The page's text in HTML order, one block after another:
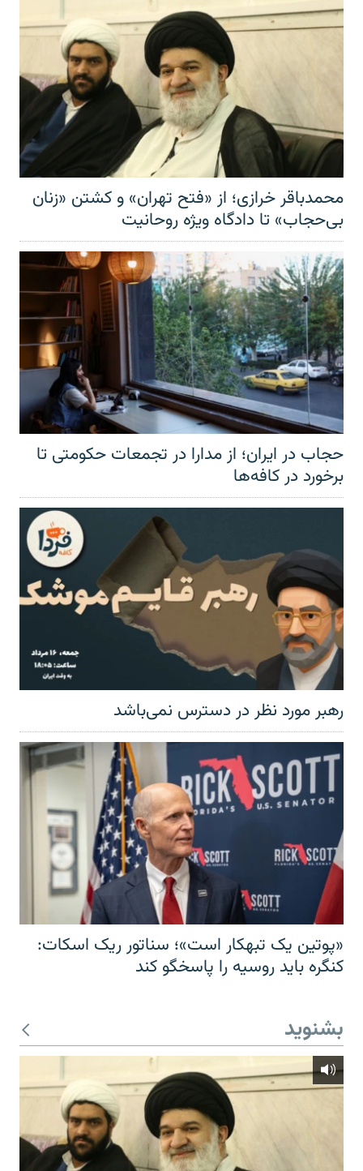
محمدباقر خرازی؛ از «فتح تهران» و کشتن «زنان
بی‌حجاب» تا دادگاه ویژه روحانیت
حجاب در ایران؛ از مدارا در تجمعات حکومتی تا
برخورد در کافه‌ها
رهبر مورد نظر در دسترس نمی‌باشد
«پوتین یک تبهکار است»؛ سناتور ریک اسکات:
کنگره باید روسیه را پاسخگو کند
بشنوید